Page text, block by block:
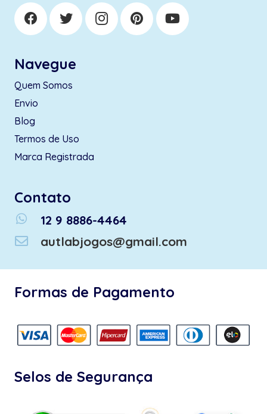
Navegue
Quem Somos
Envio
Blog
Termos de Uso
Marca Registrada
Contato
whatsapp
12 9 8886-4464
autlabjogos@gmail.com
Formas de Pagamento
Selos de Segurança